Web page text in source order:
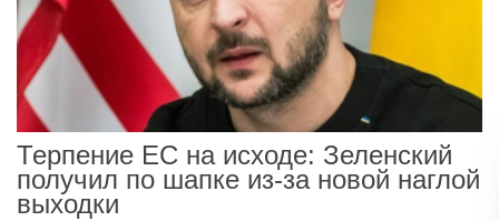
Терпение ЕС на исходе: Зеленский
получил по шапке из-за новой наглой
выходки